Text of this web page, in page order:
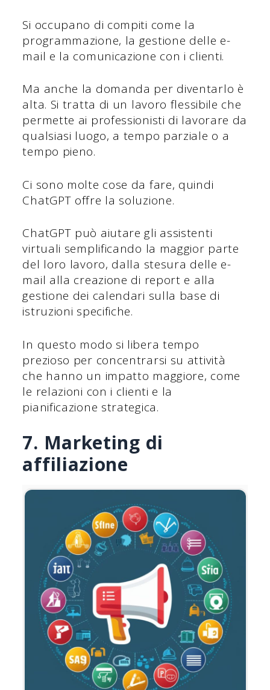
Si occupano di compiti come la
programmazione, la gestione delle e-
mail e la comunicazione con i clienti.
Ma anche la domanda per diventarlo è
alta. Si tratta di un lavoro flessibile che
permette ai professionisti di lavorare da
qualsiasi luogo, a tempo parziale o a
tempo pieno.
Ci sono molte cose da fare, quindi
ChatGPT offre la soluzione.
ChatGPT può aiutare gli assistenti
virtuali semplificando la maggior parte
del loro lavoro, dalla stesura delle e-
mail alla creazione di report e alla
gestione dei calendari sulla base di
istruzioni specifiche.
In questo modo si libera tempo
prezioso per concentrarsi su attività
che hanno un impatto maggiore, come
le relazioni con i clienti e la
pianificazione strategica.
7. Marketing di
affiliazione